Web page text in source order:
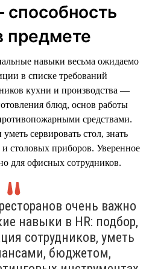
предмете
навыки весьма ожидаемо
в списке требований
кухни и производства —
блюд, основ работы
средствами.
сервировать стол, знать
и столовых приборов. Уверенное
для офисных сотрудников.
очень важно
навыки в HR: подбор,
сотрудников, уметь
бюджетом,